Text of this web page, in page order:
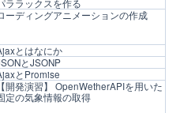
ララックスを作る
ーディングアニメーションの作成
とはなにか
とJSONP
とPromise
【開発演習】 OpenWetherAPIを用いた
定の気象情報の取得